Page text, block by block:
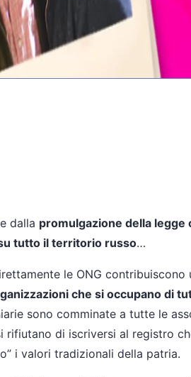
dalla promulgazione della legge
tutto il territorio russo…
le ONG contribuiscono
che si occupano di
sono comminate a tutte le
rifiutano di iscriversi al registro
i valori tradizionali della patria.